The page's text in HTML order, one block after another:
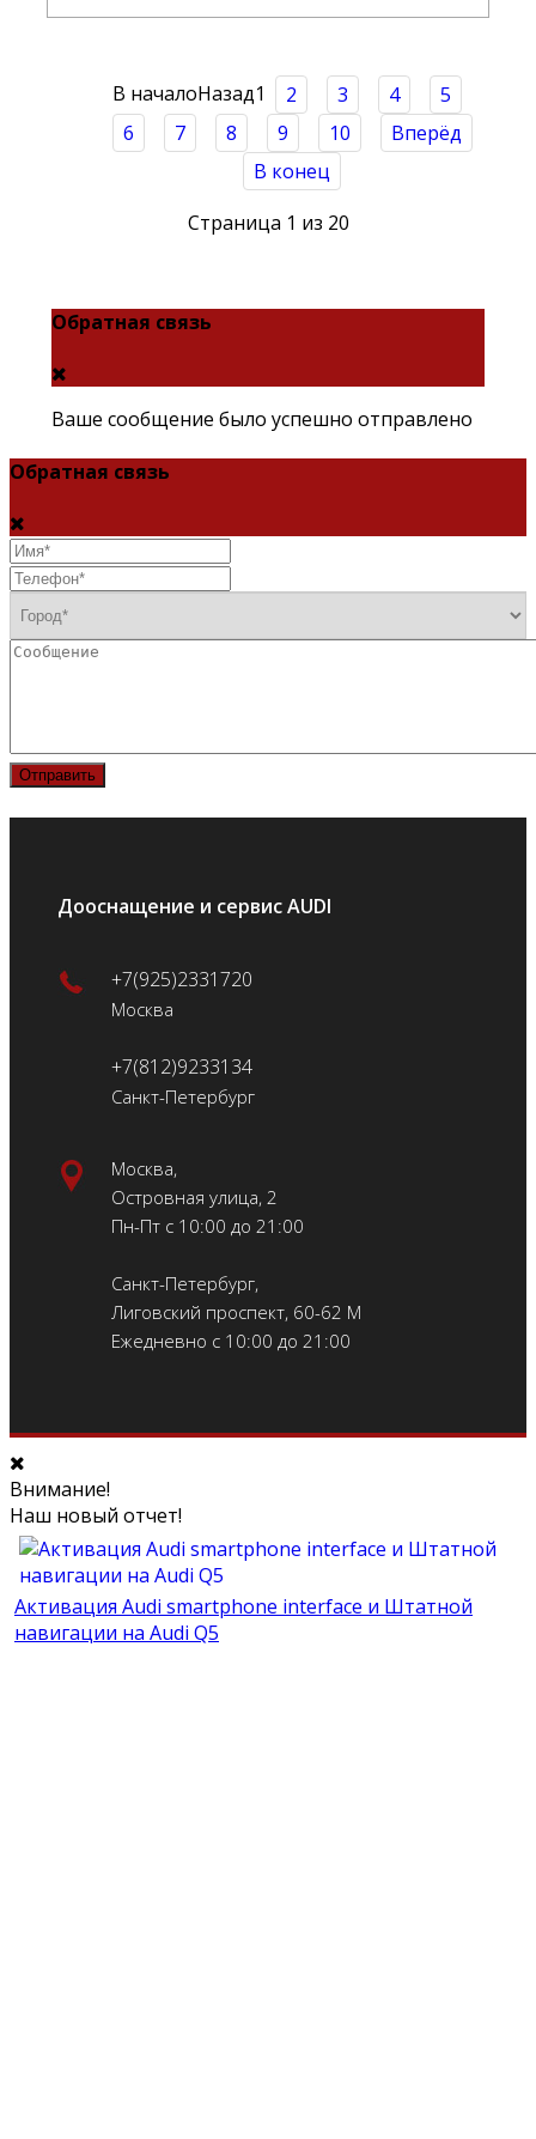
В началоНазад1 2 3 4
5
6
7 8 9 10
Вперёд
В конец
Страница 1 из 20
Обратная связь
Ваше сообщение было успешно отправлено
Обратная связь
Отправить
Дооснащение и сервис AUDI
+7(925)2331720
Москва
+7(812)9233134
Санкт-Петербург
Москва,
Островная улица, 2
Пн-Пт с 10:00 до 21:00
Санкт-Петербург,
Лиговский проспект, 60-62 М
Ежедневно с 10:00 до 21:00
Внимание!
Наш новый отчет!
Активация Audi smartphone interface и Штатной
навигации на Audi Q5